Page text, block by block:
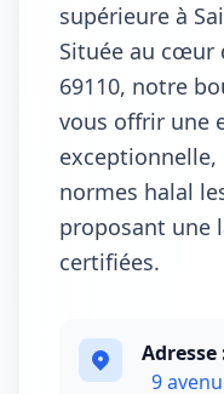
supérieure à
Située au cœur
69110, notre
vous offrir une
exceptionnelle,
normes halal
proposant une
certifiées.
Adresse
9